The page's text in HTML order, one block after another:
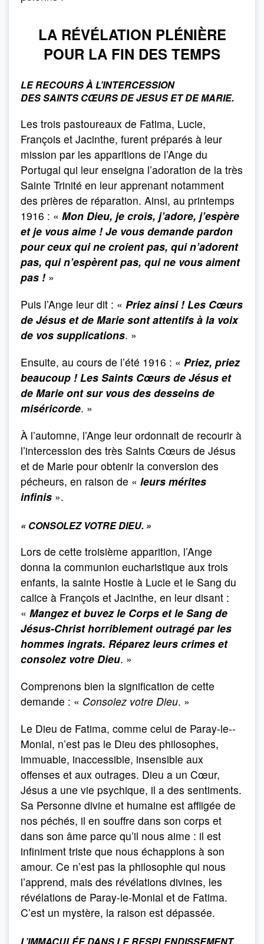
LA RÉVÉLATION PLÉNIÈRE
POUR LA FIN DES TEMPS
LE RECOURS À L’INTERCESSION
DES SAINTS CŒURS DE JESUS ET DE MARIE.
Les trois pastoureaux de Fatima, Lucie,
François et Jacinthe, furent préparés à leur
mission par les apparitions de l’Ange du
Portugal qui leur enseigna l’adoration de la très
Sainte Trinité en leur apprenant notamment
des prières de réparation. Ainsi, au printemps
1916 : « Mon Dieu, je crois, j’adore, j’espère
et je vous aime ! Je vous demande pardon
pour ceux qui ne croient pas, qui n’adorent
pas, qui n’espèrent pas, qui ne vous aiment
pas !»
Puis l’Ange leur dit : « Priez ainsi ! Les Cœurs
de Jésus et de Marie sont attentifs à la voix
de vos supplications. »
Ensuite, au cours de l’été 1916 : « Priez, priez
beaucoup ! Les Saints Cœurs de Jésus et
de Marie ont sur vous des desseins de
miséricorde. »
À l’automne, l’Ange leur ordonnait de recourir à
l’intercession des très Saints Cœurs de Jésus
et de Marie pour obtenir la conversion des
pécheurs, en raison de « leurs mérites
infinis ».
« CONSOLEZ VOTRE DIEU. »
Lors de cette troisième apparition, l’Ange
donna la communion eucharistique aux trois
enfants, la sainte Hostie à Lucie et le Sang du
calice à François et Jacinthe, en leur disant :
« Mangez et buvez le Corps et le Sang de
Jésus-Christ horriblement outragé par les
hommes ingrats. Réparez leurs crimes et
consolez votre Dieu. »
Comprenons bien la signification de cette
demande : « Consolez votre Dieu. »
Le Dieu de Fatima, comme celui de Paray-le-­
Monial, n’est pas le Dieu des philosophes,
immuable, inaccessible, insensible aux
offenses et aux outrages. Dieu a un Cœur,
Jésus a une vie psychique, il a des sentiments.
Sa Personne divine et humaine est affligée de
nos péchés, il en souffre dans son corps et
dans son âme parce qu’il nous aime : il est
infiniment triste que nous échappions à son
amour. Ce n’est pas la philosophie qui nous
l’apprend, mais des révélations divines, les
révélations de Paray-le-­Monial et de Fatima.
C’est un mystère, la raison est dépassée.